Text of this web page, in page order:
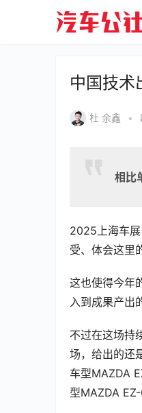
中国技术
杜 余鑫 •
相比
2025上海车
受、体会这里
这也使得今年
入到成果产出
不过在这场持
场，给出的还
车型MAZDA
型MAZDA EZ-